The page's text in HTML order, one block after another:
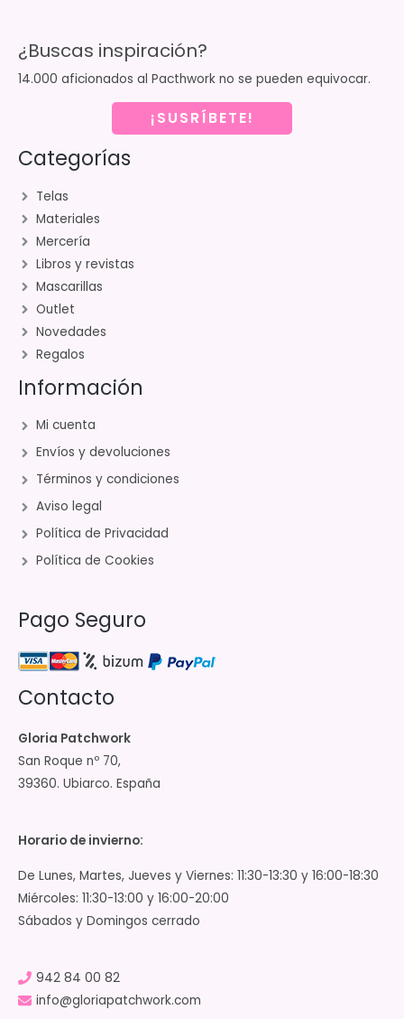
¿Buscas inspiración?
14.000 aficionados al Pacthwork no se pueden equivocar.
¡SUSRÍBETE!
Categorías
Telas
Materiales
Mercería
Libros y revistas
Mascarillas
Outlet
Novedades
Regalos
Información
Mi cuenta
Envíos y devoluciones
Términos y condiciones
Aviso legal
Política de Privacidad
Política de Cookies
Pago Seguro
Contacto
Gloria Patchwork
San Roque nº 70,
39360. Ubiarco. España
Horario de invierno:
De Lunes, Martes, Jueves y Viernes: 11:30-13:30 y 16:00-18:30
Miércoles: 11:30-13:00 y 16:00-20:00
Sábados y Domingos cerrado
942 84 00 82
info@gloriapatchwork.com